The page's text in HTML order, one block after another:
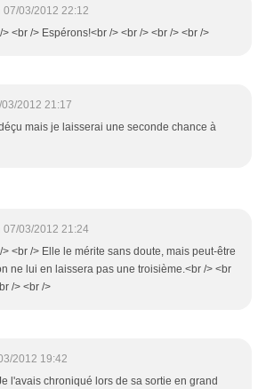
07/03/2012 22:12
> <br /> Espérons!<br /> <br /> <br /> <br />
2012 21:17
mais je laisserai une seconde chance à
07/03/2012 21:24
> <br /> Elle le mérite sans doute, mais peut-être
ne lui en laissera pas une troisième.<br /> <br
/> <br />
2012 19:42
l'avais chroniqué lors de sa sortie en grand